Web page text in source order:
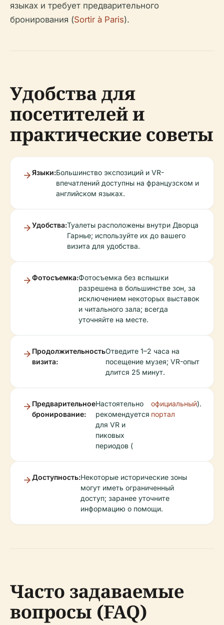
языках и требует предварительного
бронирования (Sortir à Paris).
Удобства для
посетителей и
практические советы
Языки:Большинство экспозиций и VR-
впечатлений доступны на французском и
английском языках.
Удобства:Туалеты расположены внутри Дворца
Гарнье; используйте их до вашего
визита для удобства.
Фотосъемка:Фотосъемка без вспышки
разрешена в большинстве зон, за
исключением некоторых выставок
и читального зала; всегда
уточняйте на месте.
Продолжительность
визита:
Отведите 1–2 часа на
посещение музея; VR-опыт
длится 25 минут.
Предварительное
бронирование:
Настоятельно
рекомендуется
для VR и
пиковых
периодов (
официальный
портал
).
Доступность:Некоторые исторические зоны
могут иметь ограниченный
доступ; заранее уточните
информацию о помощи.
Часто задаваемые
вопросы (FAQ)